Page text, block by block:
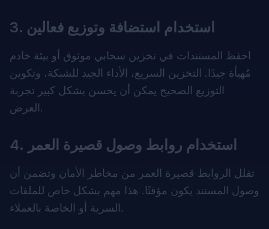
3. استخدام استضافة وتوزيع فعالين
احفظ المستندات في تخزين سحابي موثوق أو بيئة خادم
مُهيأة جيدًا. التخزين السريع، الأداء الجيد للشبكة، وتكوين
التوزيع الصحيح يمكن أن يحسن بشكل كبير تجربة
العرض.
4. استخدام روابط وصول قصيرة العمر
تقلل الروابط قصيرة العمر من مخاطر الأمان وتضمن أن
وصول المستند يكون مؤقتًا. هذا مهم بشكل خاص للملفات
السرية أو الخاصة بالعملاء.